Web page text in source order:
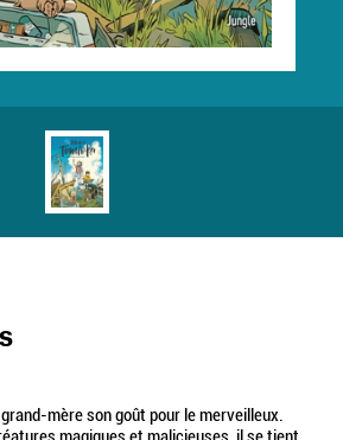
mère son goût pour le merveilleux.